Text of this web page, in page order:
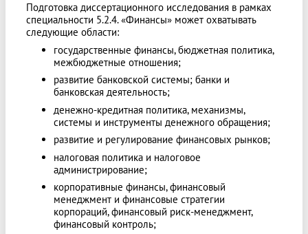
Подготовка диссертационного исследования в рамках
специальности 5.2.4. «Финансы» может охватывать
следующие области:
государственные финансы, бюджетная политика,
межбюджетные отношения;
развитие банковской системы; банки и
банковская деятельность;
денежно-кредитная политика, механизмы,
системы и инструменты денежного обращения;
развитие и регулирование финансовых рынков;
налоговая политика и налоговое
администрирование;
корпоративные финансы, финансовый
менеджмент и финансовые стратегии
корпораций, финансовый риск-менеджмент,
финансовый контроль;